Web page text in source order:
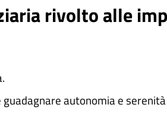
rivolto alle
autonomia e